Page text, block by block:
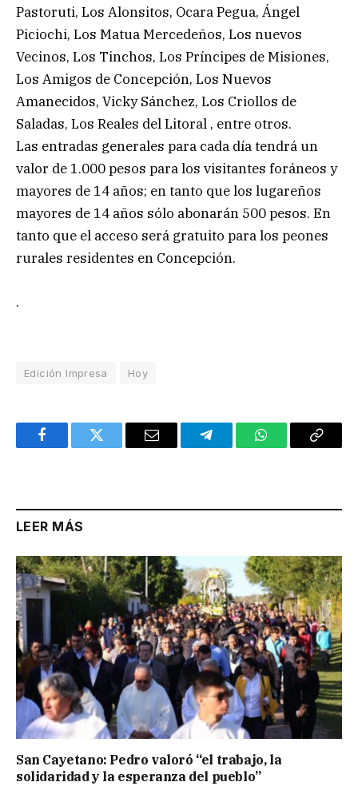
Pastoruti, Los Alonsitos, Ocara Pegua, Ángel
Piciochi, Los Matua Mercedeños, Los nuevos
Vecinos, Los Tinchos, Los Príncipes de Misiones,
Los Amigos de Concepción, Los Nuevos
Amanecidos, Vicky Sánchez, Los Criollos de
Saladas, Los Reales del Litoral , entre otros.
Las entradas generales para cada día tendrá un
valor de 1.000 pesos para los visitantes foráneos y
mayores de 14 años; en tanto que los lugareños
mayores de 14 años sólo abonarán 500 pesos. En
tanto que el acceso será gratuito para los peones
rurales residentes en Concepción.
.
Edición Impresa Hoy
FacebookTwitter Email TelegramWhatsAppCopy
LEER MÁS
San Cayetano: Pedro valoró “el trabajo, la
solidaridad y la esperanza del pueblo”